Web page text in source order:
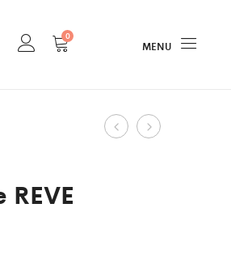
0
MENU
Product
Brume
Bâtons